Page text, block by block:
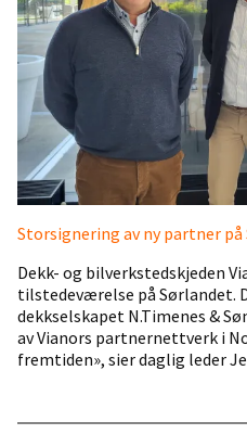
Storsignering av ny partner
Dekk- og bilverkstedskjeden
tilstedeværelse på Sørlandet.
dekkselskapet N.Timenes &
av Vianors partnernettverk i
fremtiden», sier daglig leder